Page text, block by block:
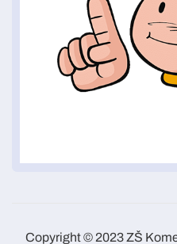
Copyright © 2023 ZŠ